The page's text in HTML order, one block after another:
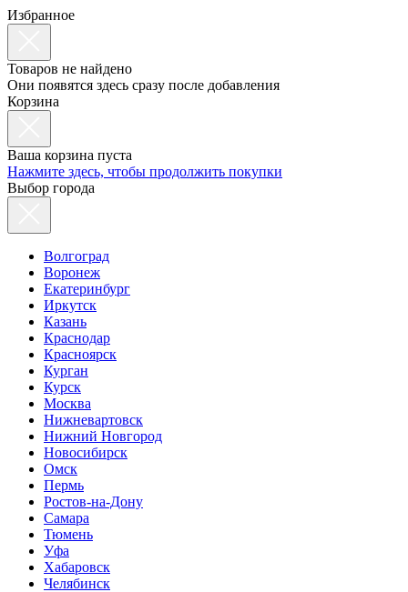
Избранное
Товаров не найдено
Они появятся здесь сразу после добавления
Корзина
Ваша корзина пуста
Нажмите здесь, чтобы продолжить покупки
Выбор города
Волгоград
Воронеж
Екатеринбург
Иркутск
Казань
Краснодар
Красноярск
Курган
Курск
Москва
Нижневартовск
Нижний Новгород
Новосибирск
Омск
Пермь
Ростов-на-Дону
Самара
Тюмень
Уфа
Хабаровск
Челябинск